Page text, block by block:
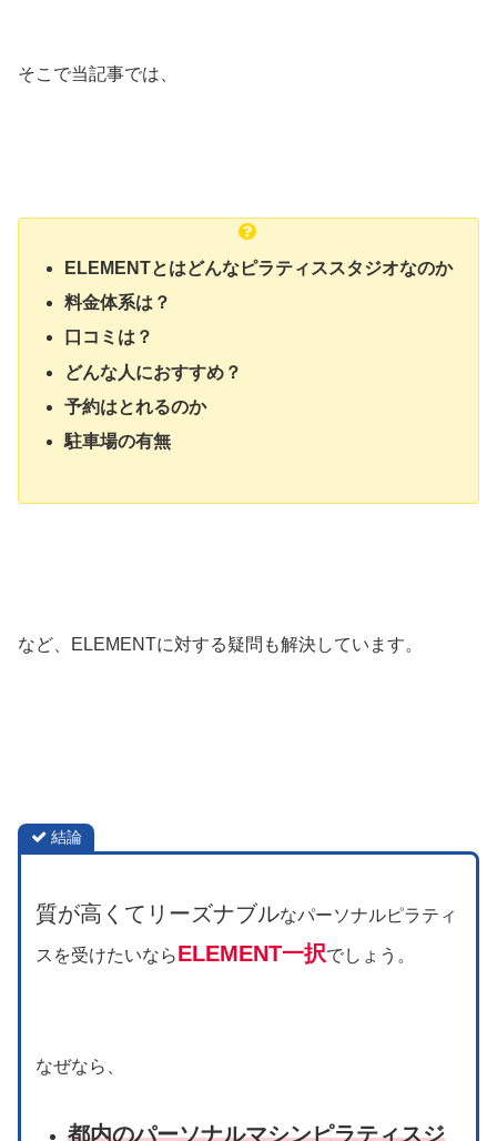
そこで当記事では、
ELEMENTとはどんなピラティススタジオなのか
料金体系は？
口コミは？
どんな人におすすめ？
予約はとれるのか
駐車場の有無
など、ELEMENTに対する疑問も解決しています。
結論
質が高くてリーズナブルなパーソナルピラティ
スを受けたいならELEMENT一択でしょう。
なぜなら、
都内のパーソナルマシンピラティスジ